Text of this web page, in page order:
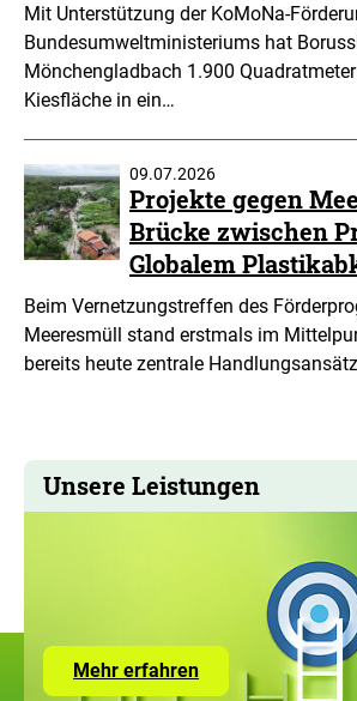
Mit Unterstützung der KoMoNa-
Bundesumweltministeriums hat
Mönchengladbach 1.900
Kiesfläche in ein…
09.07.2026
Projekte gegen
Brücke zwischen
Globalem
Beim Vernetzungstreffen des
Meeresmüll stand erstmals im
bereits heute zentrale
Unsere Leistungen
Mehr erfahrenZur
Seite